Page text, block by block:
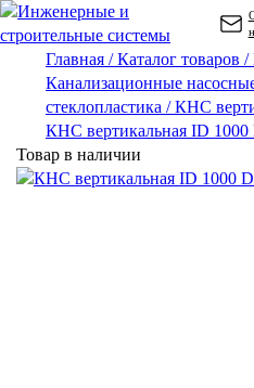
Главная /Каталог товаров /
Канализационные
стеклопластика /КНС
КНС вертикальная ID 1000
Товар в наличии